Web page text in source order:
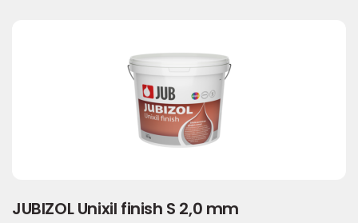
JUBIZOL Unixil finish S 2,0 mm